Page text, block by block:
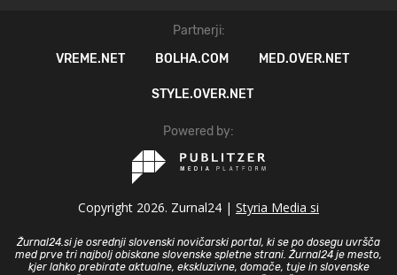
Partnerji:
VREME.NET
BOLHA.COM MED.OVER.NET
STYLE.OVER.NET
Powered by:
Copyright 2026. Zurnal24 | Styria Media si
Žurnal24.si je osrednji slovenski novičarski portal, ki se po dosegu uvršča
med prve tri najbolj obiskane slovenske spletne strani. Žurnal24 je mesto,
kjer lahko prebirate aktualne, ekskluzivne, domače, tuje in slovenske